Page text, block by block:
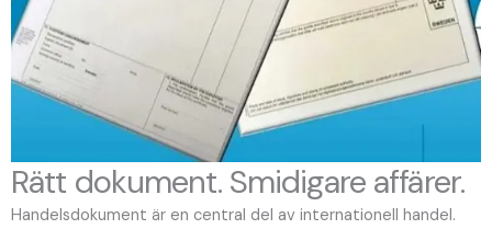
Rätt dokument. Smidigare affärer.
Handelsdokument är en central del av internationell handel.